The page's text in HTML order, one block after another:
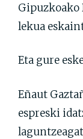
Gipuzkoako
lekua
Eta gure
Eñaut
espreski